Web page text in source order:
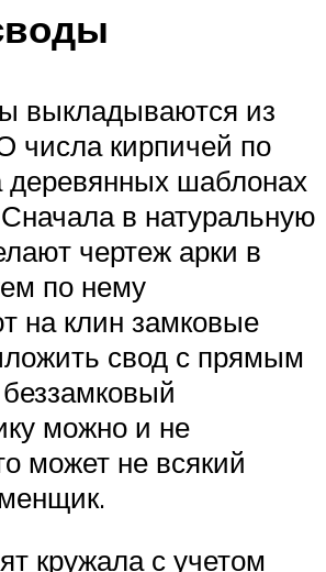
выкладываются из
кирпичей по
деревянных шаблонах
в натуральную
чертеж арки в
по нему
на клин замковые
свод с прямым
можно и не
может не всякий
кружала с учетом